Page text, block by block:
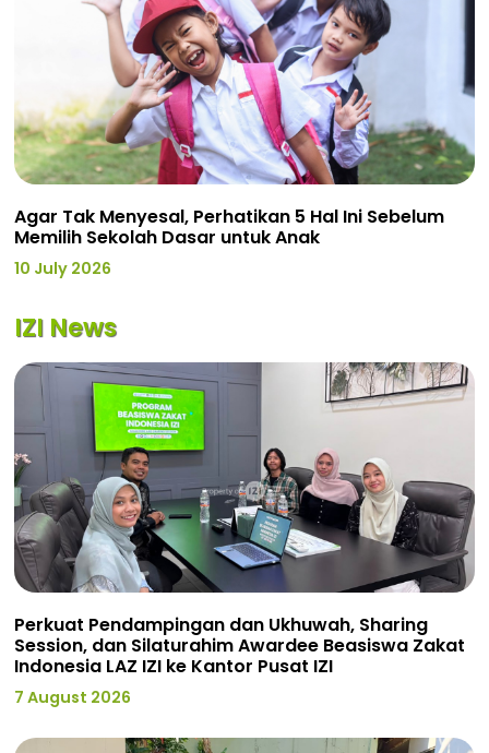
Agar Tak Menyesal, Perhatikan 5 Hal Ini Sebelum
Memilih Sekolah Dasar untuk Anak
10 July 2026
IZI News
Perkuat Pendampingan dan Ukhuwah, Sharing
Session, dan Silaturahim Awardee Beasiswa Zakat
Indonesia LAZ IZI ke Kantor Pusat IZI
7 August 2026